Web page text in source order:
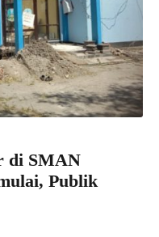
di SMAN
Publik